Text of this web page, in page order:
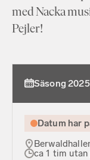
med Nacka
Pejler!
Säsong
Datum har
ca 1 tim utan